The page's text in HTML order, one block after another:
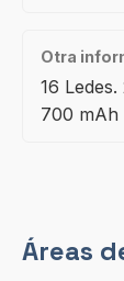
Otra
16
700 mAh
Áreas